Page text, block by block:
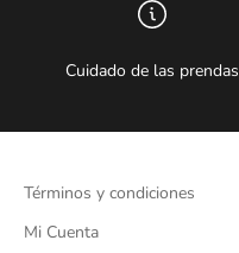
Cuidado de las prendas
Términos y condiciones
Mi Cuenta